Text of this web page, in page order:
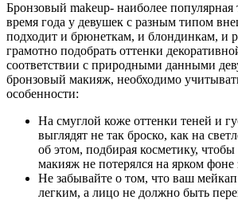
Бронзовый makeup- наиболее популярная
время года у девушек с разным типом
подходит и брюнеткам, и блондинкам, и
грамотно подобрать оттенки
соответствии с природными данными
бронзовый макияж, необходимо
особенности:
На смуглой коже оттенки теней и
выглядят не так броско, как на
об этом, подбирая косметику,
макияж не потерялся на ярком фоне
Не забывайте о том, что ваш мейкап
легким, а лицо не должно быть